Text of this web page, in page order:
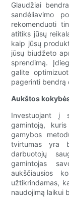
Glaudžiai
sandėliavimo
rekomenduoti
atitiks jūsų
kaip jūsų
jūsų biudžeto
sprendimą.
galite
pagerinti bendrą
Aukštos
Investuojant į
gamintoją,
gamybos
tvirtumas yra
darbuotojų
gamintojas
aukščiausios
užtikrindamas,
naudojimą laikui